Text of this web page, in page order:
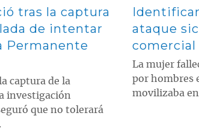
tras la captura
de intentar
Permanente
captura de la
investigación
que no tolerará
ataque
comercial
La mujer
por hombres
movilizaba